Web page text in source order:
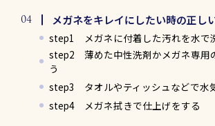
メガネをキレイにしたい時の正し
step1 メガネに付着した汚れを水で
step2 薄めた中性洗剤かメガネ専用
う
step3 タオルやティッシュなどで水
step4 メガネ拭きで仕上げをする